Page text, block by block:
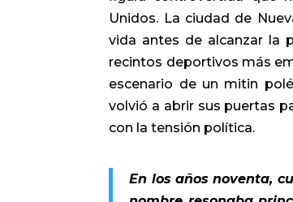
Unidos. La ciudad de
vida antes de alcanzar la
recintos deportivos más
escenario de un mitin
volvió a abrir sus puertas
con la tensión política.
En los años noventa,